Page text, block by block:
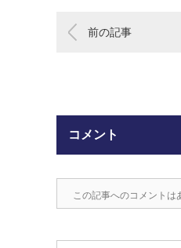
前の記事
コメント
この記事へのコメントは